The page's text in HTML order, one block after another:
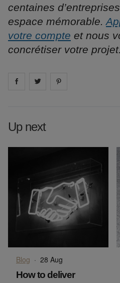
centaines
espace mémorable.
votre compte et nous
concrétiser votre projet.
Share on facebook
Share on
Up next
Blog · 28 Aug
How to deliver